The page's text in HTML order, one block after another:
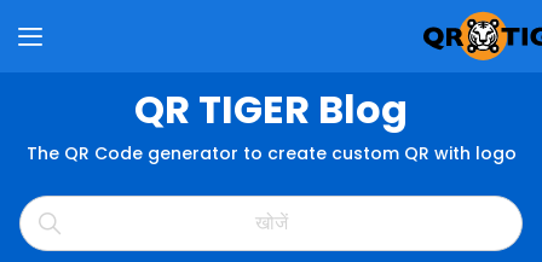
QR TIGER Blog
The QR Code generator to create custom QR with logo